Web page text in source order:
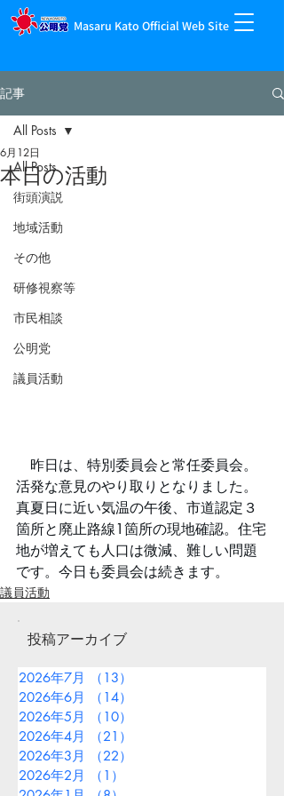
Masaru Kato Official Web Site
記事
All Posts
街頭演説
地域活動
その他
研修視察等
市民相談
公明党
議員活動
All Posts
本日の活動
6月12日
昨日は、特別委員会と常任委員会。
活発な意見のやり取りとなりました。
真夏日に近い気温の午後、市道認定３
箇所と廃止路線1箇所の現地確認。住宅
地が増えても人口は微減、難しい問題
です。今日も委員会は続きます。
議員活動
投稿アーカイブ
2026年7月 （13）
2026年6月
（14）
2026年5月
（10）
2026年4月
（21）
2026年3月
（22）
2026年2月
（1）